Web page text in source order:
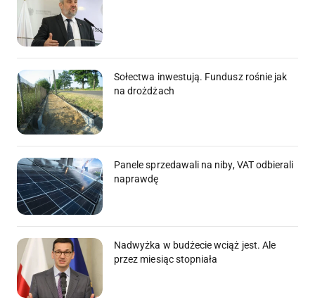
Sołectwa inwestują. Fundusz rośnie jak
na drożdżach
Panele sprzedawali na niby, VAT odbierali
naprawdę
Nadwyżka w budżecie wciąż jest. Ale
przez miesiąc stopniała